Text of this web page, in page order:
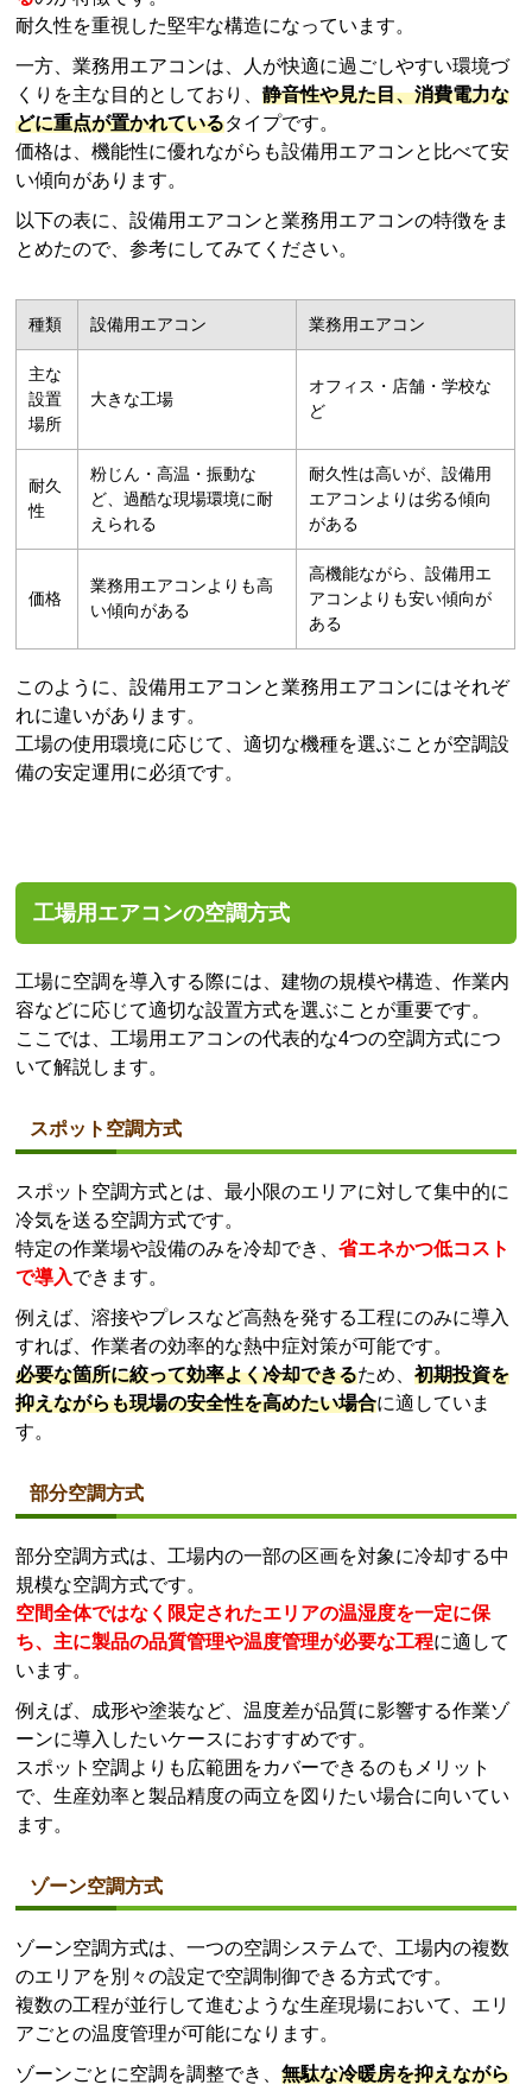
耐久性を重視した堅牢な構造になっています。
一方、業務用エアコンは、人が快適に過ごしやすい環境づ
くりを主な目的としており、静音性や見た目、消費電力な
どに重点が置かれているタイプです。
価格は、機能性に優れながらも設備用エアコンと比べて安
い傾向があります。
以下の表に、設備用エアコンと業務用エアコンの特徴をま
とめたので、参考にしてみてください。
種類 設備用エアコン 業務用エアコン
主な
設置
場所
大きな工場
オフィス・店舗・学校な
ど
耐久
性
粉じん・高温・振動な
ど、過酷な現場環境に耐
えられる
耐久性は高いが、設備用
エアコンよりは劣る傾向
がある
価格
業務用エアコンよりも高
い傾向がある
高機能ながら、設備用エ
アコンよりも安い傾向が
ある
このように、設備用エアコンと業務用エアコンにはそれぞ
れに違いがあります。
工場の使用環境に応じて、適切な機種を選ぶことが空調設
備の安定運用に必須です。
工場用エアコンの空調方式
工場に空調を導入する際には、建物の規模や構造、作業内
容などに応じて適切な設置方式を選ぶことが重要です。
ここでは、工場用エアコンの代表的な4つの空調方式につ
いて解説します。
スポット空調方式
スポット空調方式とは、最小限のエリアに対して集中的に
冷気を送る空調方式です。
特定の作業場や設備のみを冷却でき、省エネかつ低コスト
で導入できます。
例えば、溶接やプレスなど高熱を発する工程にのみに導入
すれば、作業者の効率的な熱中症対策が可能です。
必要な箇所に絞って効率よく冷却できるため、初期投資を
抑えながらも現場の安全性を高めたい場合に適していま
す。
部分空調方式
部分空調方式は、工場内の一部の区画を対象に冷却する中
規模な空調方式です。
空間全体ではなく限定されたエリアの温湿度を一定に保
ち、主に製品の品質管理や温度管理が必要な工程に適して
います。
例えば、成形や塗装など、温度差が品質に影響する作業ゾ
ーンに導入したいケースにおすすめです。
スポット空調よりも広範囲をカバーできるのもメリット
で、生産効率と製品精度の両立を図りたい場合に向いてい
ます。
ゾーン空調方式
ゾーン空調方式は、一つの空調システムで、工場内の複数
のエリアを別々の設定で空調制御できる方式です。
複数の工程が並行して進むような生産現場において、エリ
アごとの温度管理が可能になります。
ゾーンごとに空調を調整でき、無駄な冷暖房を抑えながら